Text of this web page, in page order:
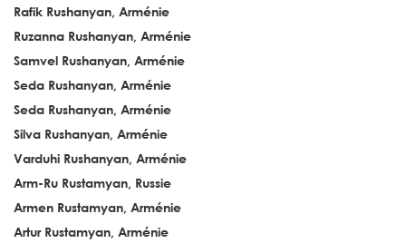
Rafik Rushanyan, Arménie
Ruzanna Rushanyan, Arménie
Samvel Rushanyan, Arménie
Seda Rushanyan, Arménie
Seda Rushanyan, Arménie
Silva Rushanyan, Arménie
Varduhi Rushanyan, Arménie
Arm-Ru Rustamyan, Russie
Armen Rustamyan, Arménie
Artur Rustamyan, Arménie